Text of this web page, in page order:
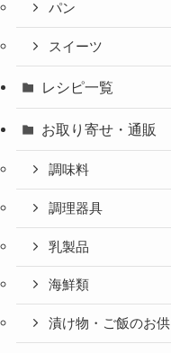
パン
スイーツ
レシピ一覧
お取り寄せ・通販
調味料
調理器具
乳製品
海鮮類
漬け物・ご飯のお供